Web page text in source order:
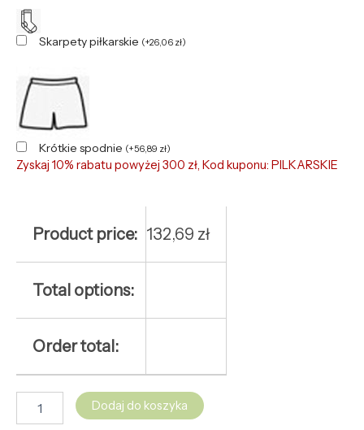
Skarpety piłkarskie (+26,06 zł)
Krótkie spodnie (+56,89 zł)
Zyskaj 10% rabatu powyżej 300 zł, Kod kuponu: PILKARSKIE
Product price: 132,69 zł
Total options:
Order total:
Dodaj do koszyka